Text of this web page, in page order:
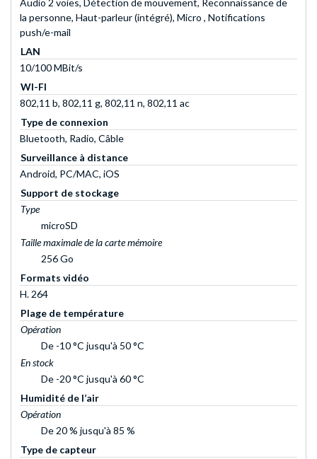
Audio 2 voies, Détection de mouvement, Reconnaissance de
la personne, Haut-parleur (intégré), Micro , Notifications
push/e-mail
LAN
10/100 MBit/s
WI-FI
802,11 b, 802,11 g, 802,11 n, 802,11 ac
Type de connexion
Bluetooth, Radio, Câble
Surveillance à distance
Android, PC/MAC, iOS
Support de stockage
Type
microSD
Taille maximale de la carte mémoire
256 Go
Formats vidéo
H. 264
Plage de température
Opération
De -10 °C jusqu'à 50 °C
En stock
De -20 °C jusqu'à 60 °C
Humidité de l’air
Opération
De 20 % jusqu'à 85 %
Type de capteur